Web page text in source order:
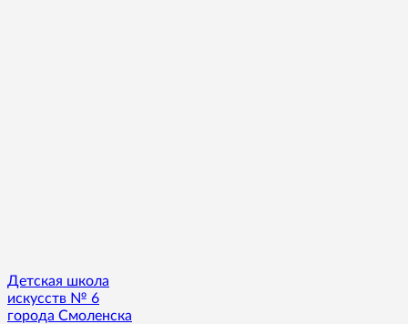
Детская школа
искусств № 6
города Смоленска